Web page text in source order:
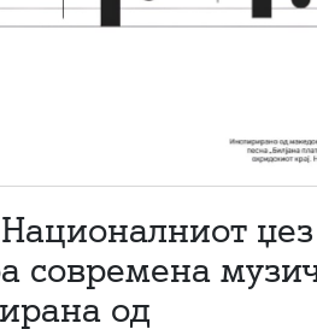
џез
современа
од